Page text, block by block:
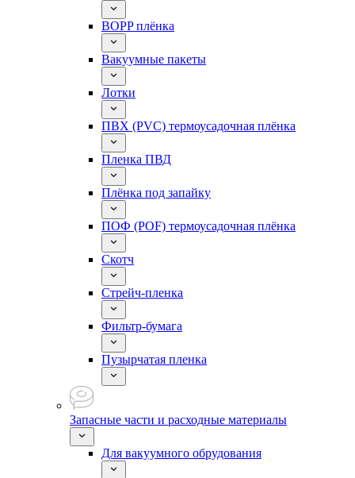
BOPP плёнка
Вакуумные пакеты
Лотки
ПВХ (PVC) термоусадочная плёнка
Пленка ПВД
Плёнка под запайку
ПОФ (POF) термоусадочная плёнка
Скотч
Стрейч-пленка
Фильтр-бумага
Пузырчатая пленка
Запасные части и расходные материалы
Для вакуумного обрудования